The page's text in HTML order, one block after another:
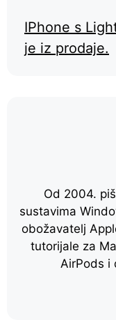
IPhone s
je iz prodaje.
Od 2004.
sustavima
obožavatelj
tutorijale za
AirPods i